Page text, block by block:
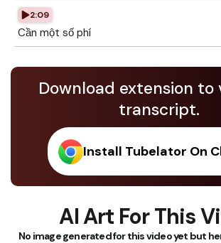
2:09
Cần một số phí
Download extension to
transcript.
Install Tubelator On
AI Art For This
No image generated for this video yet but